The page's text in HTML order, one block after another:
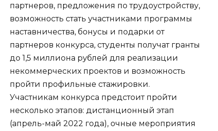
партнеров, предложения по трудоустройству,
возможность стать участниками программы
наставничества, бонусы и подарки от
партнеров конкурса, студенты получат гранты
до 1,5 миллиона рублей для реализации
некоммерческих проектов и возможность
пройти профильные стажировки.
Участникам конкурса предстоит пройти
несколько этапов: дистанционный этап
(апрель-май 2022 года), очные мероприятия